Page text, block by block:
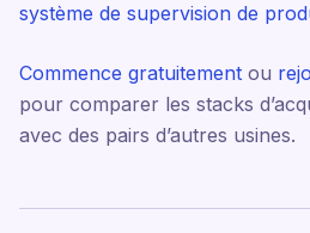
système de supervision de
Commence gratuitement ou
pour comparer les stacks
avec des pairs d’autres usines.